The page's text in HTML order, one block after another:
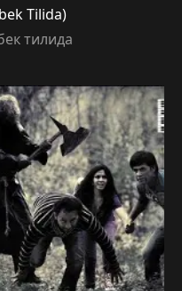
Tilida)
тилида